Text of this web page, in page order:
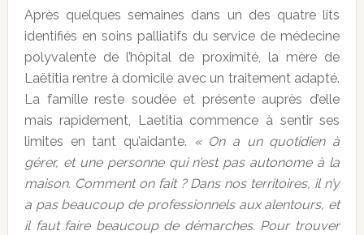
Après quelques semaines dans un des quatre lits
identifiés en soins palliatifs du service de médecine
polyvalente de l’hôpital de proximité, la mère de
Laëtitia rentre à domicile avec un traitement adapté.
La famille reste soudée et présente auprès d’elle
mais rapidement, Laetitia commence à sentir ses
limites en tant qu’aidante.
« On a un quotidien à
gérer, et une personne qui n’est pas autonome à la
maison. Comment on fait ? Dans nos territoires, il n’y
a pas beaucoup de professionnels aux alentours, et
il faut faire beaucoup de démarches. Pour trouver